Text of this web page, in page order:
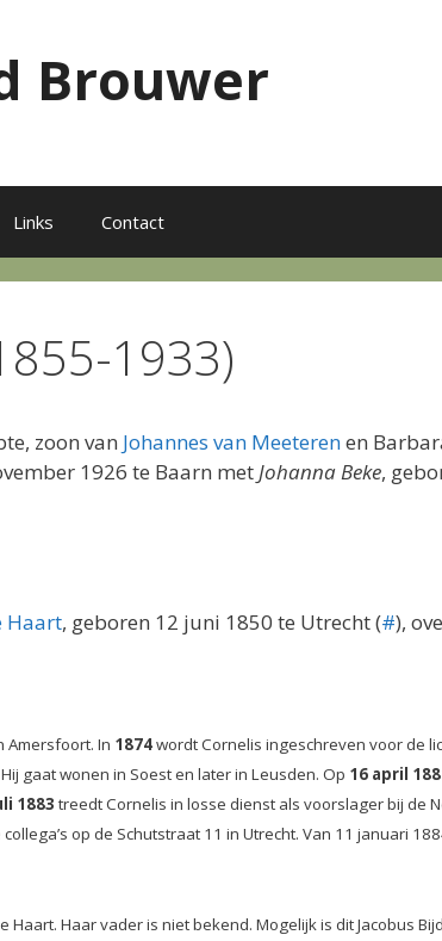
Brouwer
Links Contact
1933)
zoon van Johannes van Meeterenen
1926 te Baarn metJohanna Beke,
Haart, geboren 12 juni 1850 te Utrecht (#),
Amersfoort. In 1874wordt Cornelis ingeschreven voor de
Hij gaat wonen in Soest en later in Leusden. Op 16 april
1883 treedt Cornelis in losse dienst als voorslager bij de
op de Schutstraat 11 in Utrecht. Van 11 januari
Haar vader is niet bekend. Mogelijk is dit Jacobus